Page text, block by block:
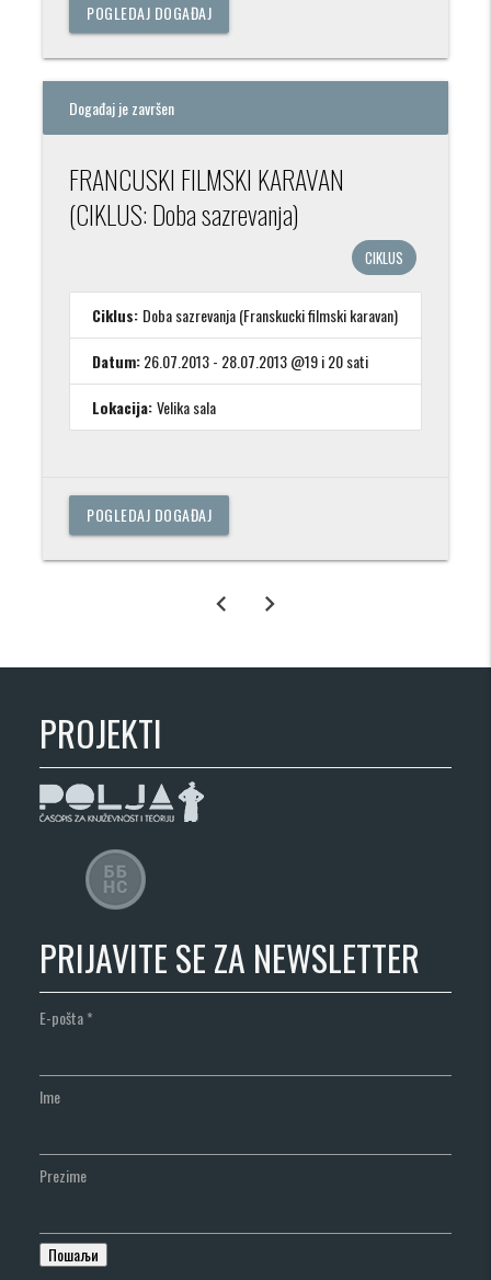
POGLEDAJ DOGAĐAJ
Događaj je završen
FRANCUSKI FILMSKI KARAVAN
(CIKLUS: Doba sazrevanja)
CIKLUS
Ciklus: Doba sazrevanja (Franskucki filmski karavan)
Datum:26.07.2013 - 28.07.2013 @19 i 20 sati
Lokacija:Velika sala
POGLEDAJ DOGAĐAJ
chevron_left chevron_right
PROJEKTI
PRIJAVITE SE ZA NEWSLETTER
E-pošta*
Ime
Prezime